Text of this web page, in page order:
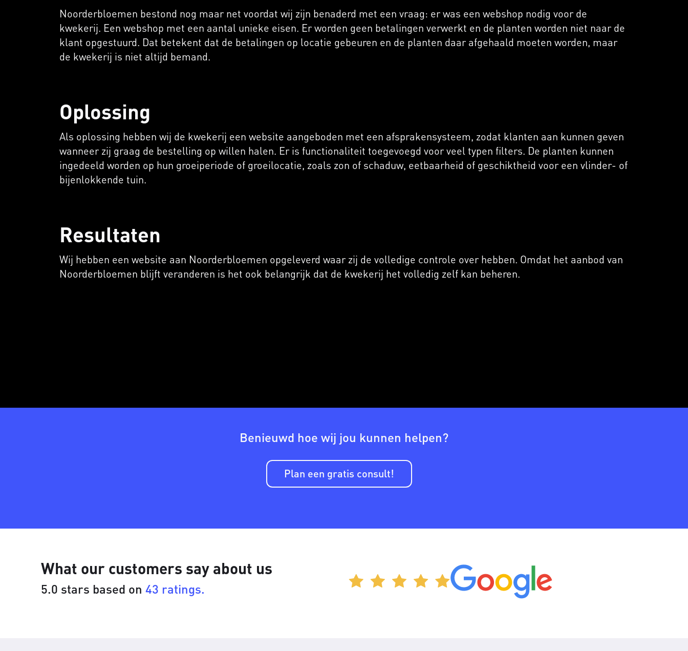
Noorderbloemen bestond nog maar net voordat wij zijn benaderd met een vraag: er was een webshop nodig voor de
kwekerij. Een webshop met een aantal unieke eisen. Er worden geen betalingen verwerkt en de planten worden niet naar de
klant opgestuurd. Dat betekent dat de betalingen op locatie gebeuren en de planten daar afgehaald moeten worden, maar
de kwekerij is niet altijd bemand.
Oplossing
Als oplossing hebben wij de kwekerij een website aangeboden met een afsprakensysteem, zodat klanten aan kunnen geven
wanneer zij graag de bestelling op willen halen. Er is functionaliteit toegevoegd voor veel typen filters. De planten kunnen
ingedeeld worden op hun groeiperiode of groeilocatie, zoals zon of schaduw, eetbaarheid of geschiktheid voor een vlinder- of
bijenlokkende tuin.
Resultaten
Wij hebben een website aan Noorderbloemen opgeleverd waar zij de volledige controle over hebben. Omdat het aanbod van
Noorderbloemen blijft veranderen is het ook belangrijk dat de kwekerij het volledig zelf kan beheren.
Benieuwd hoe wij jou kunnen helpen?
Plan een gratis consult!
What our customers say about us
5.0 stars based on 43 ratings.